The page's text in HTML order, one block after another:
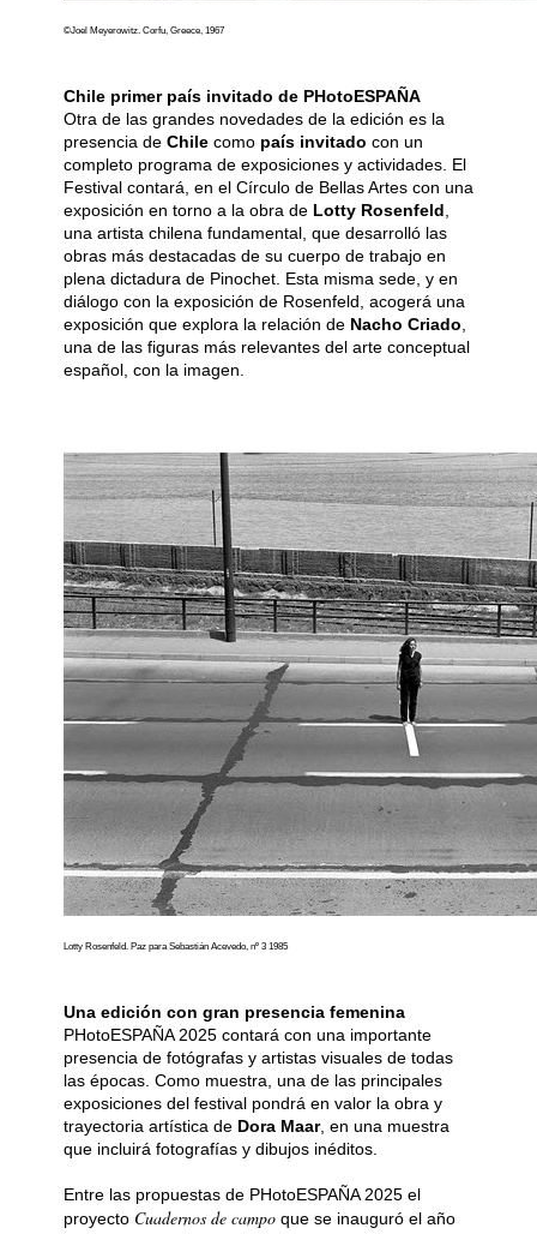
©Joel Meyerowitz. Corfu, Greece, 1967
Chile primer país invitado de PHotoESPAÑA
Otra de las grandes novedades de la edición es la
presencia de Chile como país invitado con un
completo programa de exposiciones y actividades. El
Festival contará, en el Círculo de Bellas Artes con una
exposición en torno a la obra de Lotty Rosenfeld
una artista chilena fundamental, que desarrolló las
obras más destacadas de su cuerpo de trabajo en
plena dictadura de Pinochet. Esta misma sede, y en
diálogo con la exposición de Rosenfeld, acogerá una
exposición que explora la relación de Nacho Criado
una de las figuras más relevantes del arte conceptual
español, con la imagen.
Lotty Rosenfeld. Paz para Sebastián Acevedo, nº 3 1985
Una edición con gran presencia femenina
PHotoESPAÑA 2025 contará con una importante
presencia de fotógrafas y artistas visuales de todas
las épocas. Como muestra, una de las principales
exposiciones del festival pondrá en valor la obra y
trayectoria artística de Dora Maar, en una muestra
que incluirá fotografías y dibujos inéditos.
Entre las propuestas de PHotoESPAÑA 2025 el
proyecto Cuadernos de campoque se inauguró el año